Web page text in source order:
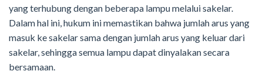
yang terhubung dengan beberapa lampu melalui sakelar.
Dalam hal ini, hukum ini memastikan bahwa jumlah arus yang
masuk ke sakelar sama dengan jumlah arus yang keluar dari
sakelar, sehingga semua lampu dapat dinyalakan secara
bersamaan.